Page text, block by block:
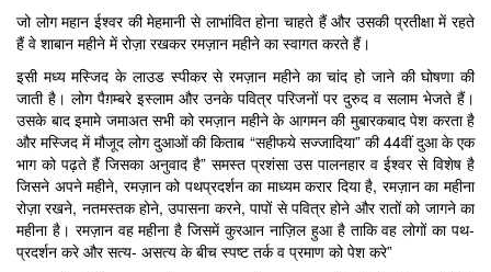
जो लोग महान ईश्वर की मेहमानी से लाभांवित होना चाहते हैं और उसकी प्रतीक्षा में रहते
हैं वे शाबान महीने में रोज़ा रखकर रमज़ान महीने का स्वागत करते हैं।
इसी मध्य मस्जिद के लाउड स्पीकर से रमज़ान महीने का चांद हो जाने की घोषणा की
जाती है। लोग पैग़म्बरे इस्लाम और उनके पवित्र परिजनों पर दुरुद व सलाम भेजते हैं।
उसके बाद इमामे जमाअत सभी को रमज़ान महीने के आगमन की मुबारकबाद पेश करता है
और मस्जिद में मौजूद लोग दुआओं की किताब “सहीफये सज्जादिया” की 44वीं दुआ के एक
भाग को पढ़ते हैं जिसका अनुवाद है” समस्त प्रशंसा उस पालनहार व ईश्वर से विशेष है
जिसने अपने महीने, रमज़ान को पथप्रदर्शन का माध्यम करार दिया है, रमज़ान का महीना
रोज़ा रखने, नतमस्तक होने, उपासना करने, पापों से पवित्र होने और रातों को जागने का
महीना है। रमज़ान वह महीना है जिसमें कुरआन नाज़िल हुआ है ताकि वह लोगों का पथ-
प्रदर्शन करे और सत्य- असत्य के बीच स्पष्ट तर्क व प्रमाण को पेश करे”